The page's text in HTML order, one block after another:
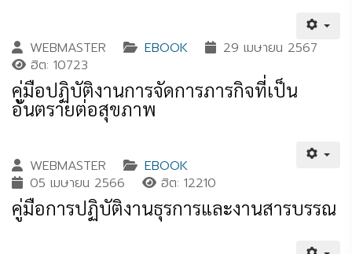
WEBMASTER EBOOK
29 เมษายน 2567
ฮิต: 10723
คู่มือปฏิบัติงานการจัดการภารกิจที่เป็น
อันตรายต่อสุขภาพ
WEBMASTER
EBOOK
05 เมษายน 2566
ฮิต: 12210
คู่มือการปฏิบัติงานธุรการและงานสารบรรณ